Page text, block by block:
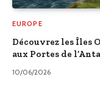
EUROPE
Découvrez les Îles
aux Portes de
10/06/2026